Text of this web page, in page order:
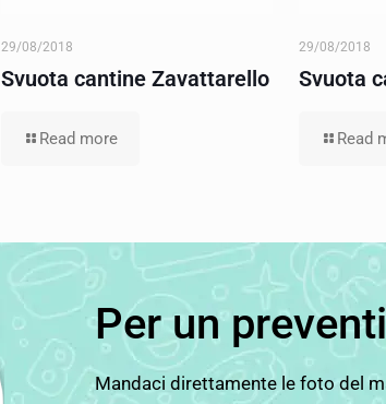
29/08/2018
Svuota cantine Zavattarello
Read more
29/08/2018
Svuota
Read
Per un
Mandaci direttamente le foto del